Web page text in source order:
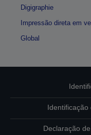
Digigraphie
Impressão direta em
Global
Declaração